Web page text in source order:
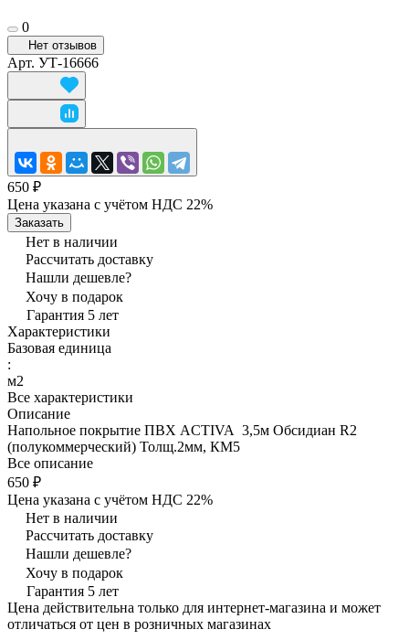
0
Нет отзывов
Арт. УТ-16666
650 ₽
Цена указана с учётом НДС 22%
Заказать
Нет в наличии
Рассчитать доставку
Нашли дешевле?
Хочу в подарок
Гарантия 5 лет
Характеристики
Базовая единица
:
м2
Все характеристики
Описание
Напольное покрытие ПВХ ACTIVA 3,5м Обсидиан R2
(полукоммерческий) Толщ.2мм, КМ5
Все описание
650 ₽
Цена указана с учётом НДС 22%
Нет в наличии
Рассчитать доставку
Нашли дешевле?
Хочу в подарок
Гарантия 5 лет
Цена действительна только для интернет-магазина и может
отличаться от цен в розничных магазинах